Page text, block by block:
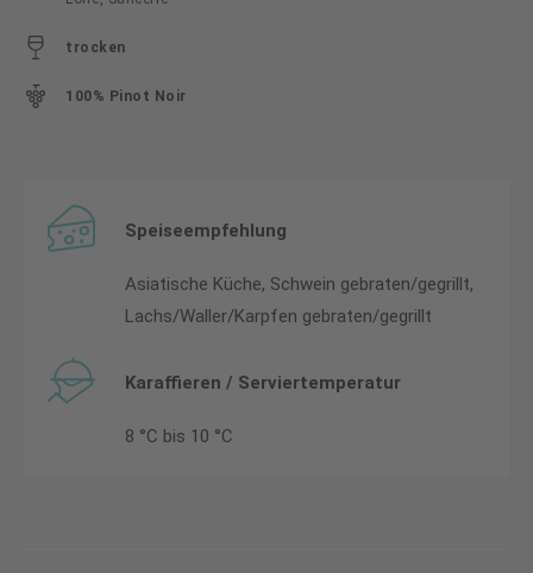
trocken
100% Pinot Noir
Speiseempfehlung
Asiatische Küche, Schwein gebraten/gegrillt,
Lachs/Waller/Karpfen gebraten/gegrillt
Karaffieren / Serviertemperatur
8 °C bis 10 °C